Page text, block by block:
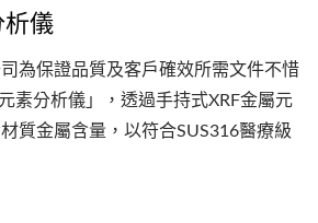
析儀
為保證品質及客戶確效所需文件不惜
素分析儀」，透過手持式XRF金屬元
質金屬含量，以符合SUS316醫療級